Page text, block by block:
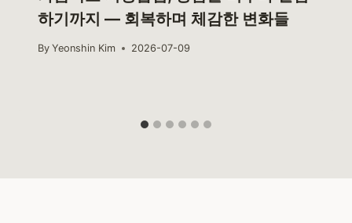
하기까지 — 회복하며 체감한 변화들
By Yeonshin Kim 2026-07-09